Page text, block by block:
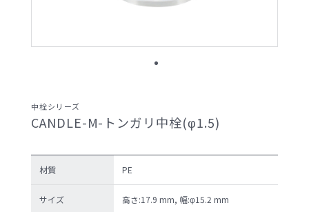
お問い合わせ
中栓シリーズ
CANDLE-M-トンガリ中栓(φ1.5)
材質 PE
サイズ 高さ:17.9 mm, 幅:φ15.2 mm